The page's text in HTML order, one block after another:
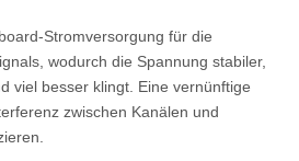
Stromversorgung für die
wodurch die Spannung stabiler,
viel besser klingt. Eine vernünftige
zwischen Kanälen und